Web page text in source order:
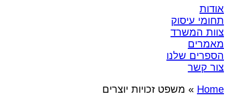
אודות
תחומי עיסוק
צוות המשרד
מאמרים
הספרים שלנו
צור קשר
Home
» משפט זכויות יוצרים